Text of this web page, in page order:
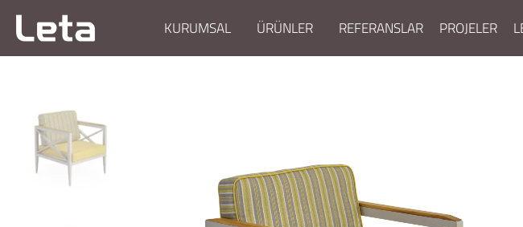
KURUMSAL ÜRÜNLER REFERANSLAR PROJELER